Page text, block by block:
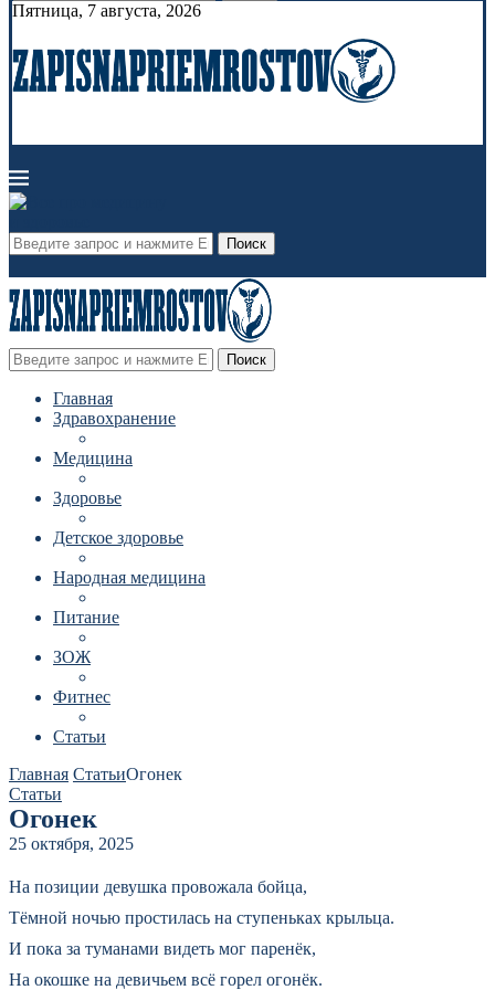
Пятница, 7 августа, 2026
Поиск
Поиск
Главная
Здравохранение
Медицина
Здоровье
Детское здоровье
Народная медицина
Питание
ЗОЖ
Фитнес
Статьи
Главная СтатьиОгонек
Статьи
Огонек
25 октября, 2025
На позиции девушка провожала бойца,
Тёмной ночью простилась на ступеньках крыльца.
И пока за туманами видеть мог паренёк,
На окошке на девичьем всё горел огонёк.